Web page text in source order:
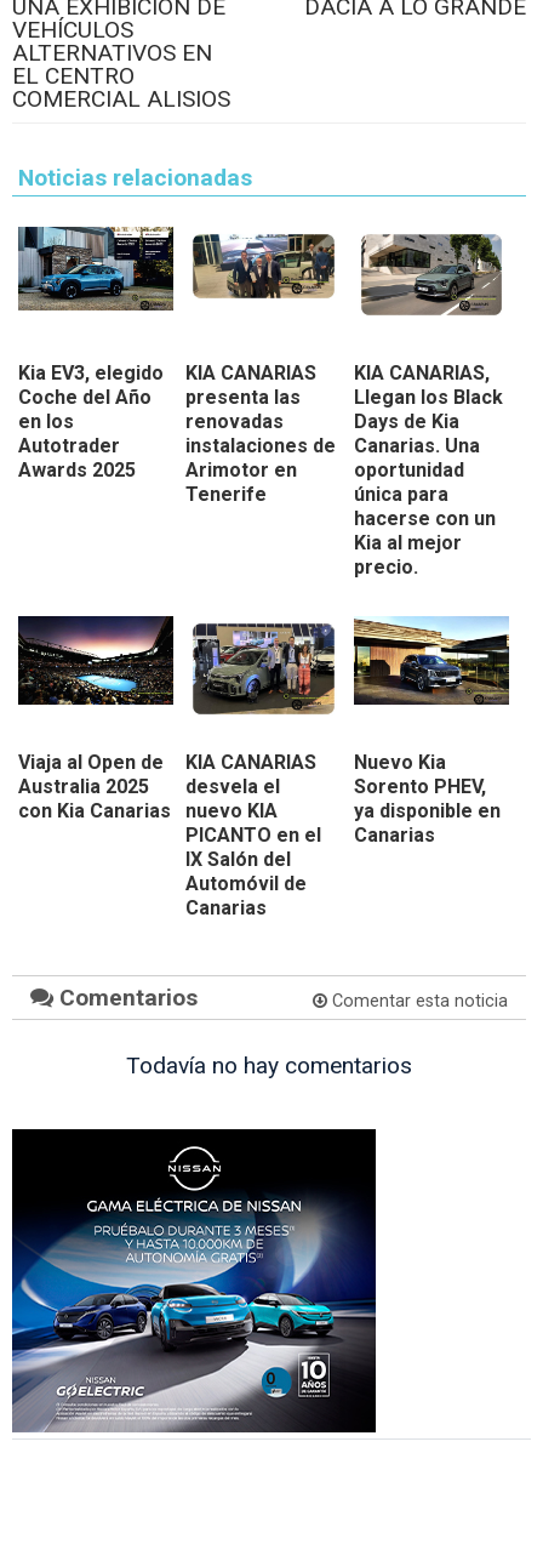
UNA EXHIBICIÓN DE
VEHÍCULOS
ALTERNATIVOS EN
EL CENTRO
COMERCIAL ALISIOS
DACIA A LO GRANDE
Noticias relacionadas
Kia EV3, elegido
Coche del Año
en los
Autotrader
Awards 2025
KIA CANARIAS
presenta las
renovadas
instalaciones de
Arimotor en
Tenerife
KIA CANARIAS,
Llegan los Black
Days de Kia
Canarias. Una
oportunidad
única para
hacerse con un
Kia al mejor
precio.
Viaja al Open de
Australia 2025
con Kia Canarias
KIA CANARIAS
desvela el
nuevo KIA
PICANTO en el
IX Salón del
Automóvil de
Canarias
Nuevo Kia
Sorento PHEV,
ya disponible en
Canarias
Comentarios Comentar esta noticia
Todavía no hay comentarios